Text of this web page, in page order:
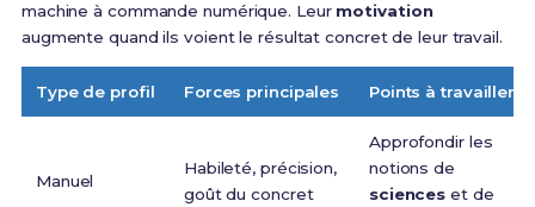
machine à commande numérique. Leur motivation
augmente quand ils voient le résultat concret de leur travail.
Type de profil Forces principales Points à travailler
Manuel
Habileté, précision,
goût du concret
Approfondir les
notions de
sciences et de